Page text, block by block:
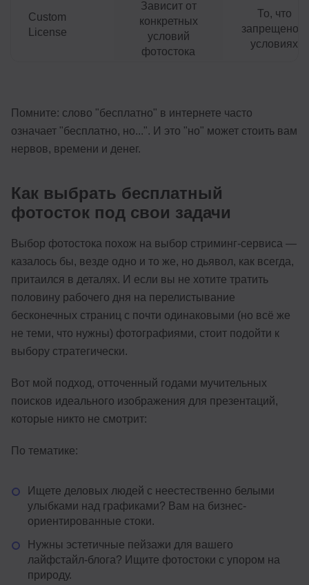
Custom
License
Зависит от
конкретных
условий
фотостока
То, что
запрещено в
условиях
Помните: слово "бесплатно" в интернете часто
означает "бесплатно, но...". И это "но" может стоить вам
нервов, времени и денег.
Как выбрать бесплатный
фотосток под свои задачи
Выбор фотостока похож на выбор стриминг-сервиса —
казалось бы, везде одно и то же, но дьявол, как всегда,
притаился в деталях. И если вы не хотите тратить
половину рабочего дня на перелистывание
бесконечных страниц с почти одинаковыми (но всё же
не теми, что нужны) фотографиями, стоит подойти к
выбору стратегически.
Вот мой подход, отточенный годами мучительных
поисков идеального изображения для презентаций,
которые никто не смотрит:
По тематике:
Ищете деловых людей с неестественно белыми
улыбками над графиками? Вам на бизнес-
ориентированные стоки.
Нужны эстетичные пейзажи для вашего
лайфстайл-блога? Ищите фотостоки с упором на
природу.